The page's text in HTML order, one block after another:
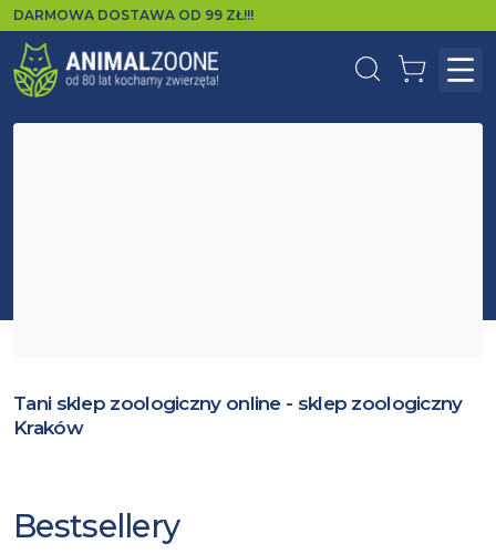
DARMOWA DOSTAWA OD 99 ZŁ!!!
WyszukajKoszyk
Tani sklep zoologiczny online - sklep zoologiczny
Kraków
Bestsellery